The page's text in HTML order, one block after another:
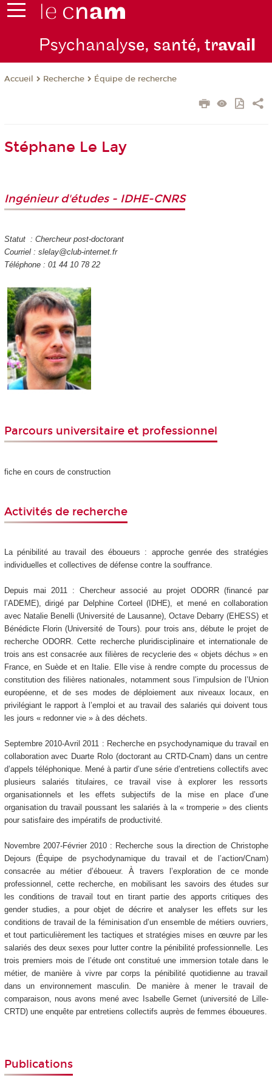
Psychanalyse, santé, travail
Accueil Recherche Équipe de recherche
Stéphane Le Lay
Ingénieur d'études - IDHE-CNRS
Statut : Chercheur post-doctorant
Courriel : slelay@club-internet.fr
Téléphone : 01 44 10 78 22
Parcours universitaire et professionnel
fiche en cours de construction
Activités de recherche
La pénibilité au travail des éboueurs : approche genrée des stratégies
individuelles et collectives de défense contre la souffrance.
Depuis mai 2011 : Chercheur associé au projet ODORR (financé par
l’ADEME), dirigé par Delphine Corteel (IDHE), et mené en collaboration
avec Natalie Benelli (Université de Lausanne), Octave Debarry (EHESS) et
Bénédicte Florin (Université de Tours). pour trois ans, débute le projet de
recherche ODORR. Cette recherche pluridisciplinaire et internationale de
trois ans est consacrée aux filières de recyclerie des « objets déchus » en
France, en Suède et en Italie. Elle vise à rendre compte du processus de
constitution des filières nationales, notamment sous l’impulsion de l’Union
européenne, et de ses modes de déploiement aux niveaux locaux, en
privilégiant le rapport à l’emploi et au travail des salariés qui doivent tous
les jours « redonner vie » à des déchets.
Septembre 2010-Avril 2011 : Recherche en psychodynamique du travail en
collaboration avec Duarte Rolo (doctorant au CRTD-Cnam) dans un centre
d’appels téléphonique. Mené à partir d’une série d’entretiens collectifs avec
plusieurs salariés titulaires, ce travail vise à explorer les ressorts
organisationnels et les effets subjectifs de la mise en place d’une
organisation du travail poussant les salariés à la « tromperie » des clients
pour satisfaire des impératifs de productivité.
Novembre 2007-Février 2010 : Recherche sous la direction de Christophe
Dejours (Équipe de psychodynamique du travail et de l’action/Cnam)
consacrée au métier d’éboueur. À travers l’exploration de ce monde
professionnel, cette recherche, en mobilisant les savoirs des études sur
les conditions de travail tout en tirant partie des apports critiques des
gender studies, a pour objet de décrire et analyser les effets sur les
conditions de travail de la féminisation d’un ensemble de métiers ouvriers,
et tout particulièrement les tactiques et stratégies mises en œuvre par les
salariés des deux sexes pour lutter contre la pénibilité professionnelle. Les
trois premiers mois de l’étude ont constitué une immersion totale dans le
métier, de manière à vivre par corps la pénibilité quotidienne au travail
dans un environnement masculin. De manière à mener le travail de
comparaison, nous avons mené avec Isabelle Gernet (université de Lille-
CRTD) une enquête par entretiens collectifs auprès de femmes éboueures.
Publications